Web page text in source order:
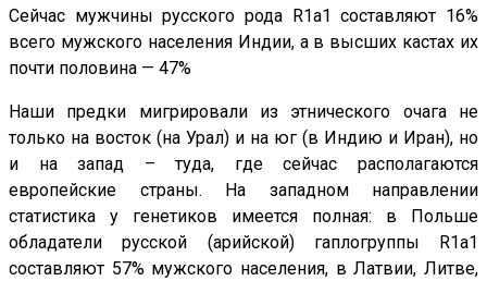
Сейчас мужчины русского рода R1a1 составляют 16%
всего мужского населения Индии, а в высших кастах их
почти половина — 47%
Наши предки мигрировали из этнического очага не
только на восток (на Урал) и на юг (в Индию и Иран), но
и на запад – туда, где сейчас располагаются
европейские страны. На западном направлении
статистика у генетиков имеется полная: в Польше
обладатели русской (арийской) гаплогруппы R1a1
составляют 57% мужского населения, в Латвии, Литве,